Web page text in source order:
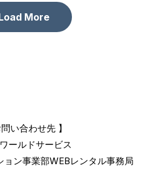
More
問い合わせ先 】
ールドサービス
ョン事業部WEBレンタル事務局